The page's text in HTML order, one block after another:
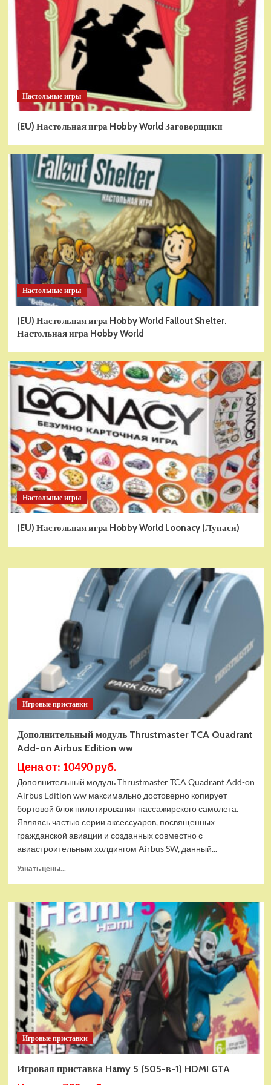
Настольные игры
(EU) Настольная игра Hobby World Заговорщики
Настольные игры
(EU) Настольная игра Hobby World Fallout Shelter.
Настольная игра Hobby World
Настольные игры
(EU) Настольная игра Hobby World Loonacy (Лунаси)
Игровые приставки
Дополнительный модуль Thrustmaster TCA Quadrant
Add-on Airbus Edition ww
Цена от: 10490 руб.
Дополнительный модуль Thrustmaster TCA Quadrant Add-on
Airbus Edition ww максимально достоверно копирует
бортовой блок пилотирования пассажирского самолета.
Являясь частью серии аксессуаров, посвященных
гражданской авиации и созданных совместно с
авиастроительным холдингом Airbus SW, данный...
Узнать цены...
Дополнительный
модуль
Thrustmaster
Quadrant
Add-
on
Airbus
Edition
ww
Игровые приставки
Игровая приставка Hamy 5 (505-в-1) HDMI GTA